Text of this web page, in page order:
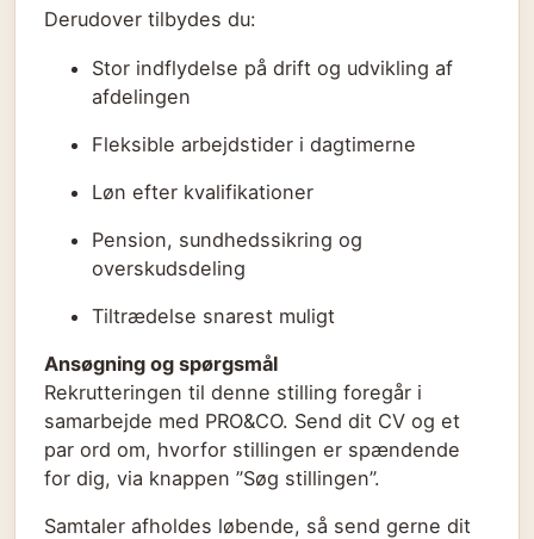
Derudover tilbydes du:
Stor indflydelse på drift og udvikling af
afdelingen
Fleksible arbejdstider i dagtimerne
Løn efter kvalifikationer
Pension, sundhedssikring og
overskudsdeling
Tiltrædelse snarest muligt
Ansøgning og spørgsmål
Rekrutteringen til denne stilling foregår i
samarbejde med PRO&CO. Send dit CV og et
par ord om, hvorfor stillingen er spændende
for dig, via knappen ”Søg stillingen”.
Samtaler afholdes løbende, så send gerne dit